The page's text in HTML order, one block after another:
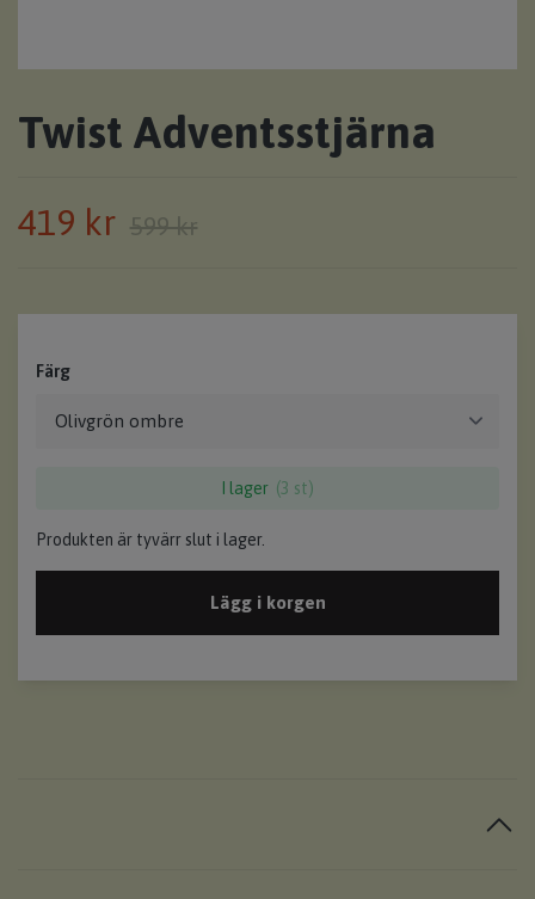
Twist Adventsstjärna
419 kr 599 kr
Färg
I lager (3 st)
Produkten är tyvärr slut i lager.
Lägg i korgen